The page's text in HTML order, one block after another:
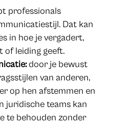
professionals
Dat kan
in hoe je vergadert,
of leiding geeft.
door je bewust
van anderen,
op hen afstemmen en
juridische teams kan
te behouden zonder